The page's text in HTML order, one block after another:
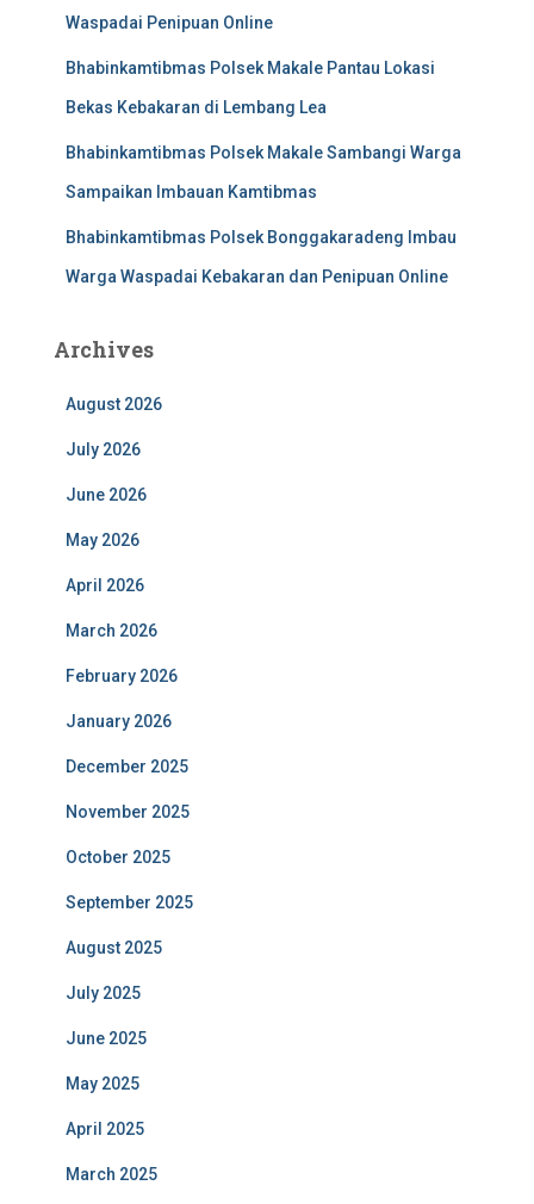
Waspadai Penipuan Online
Bhabinkamtibmas Polsek Makale Pantau Lokasi
Bekas Kebakaran di Lembang Lea
Bhabinkamtibmas Polsek Makale Sambangi Warga
Sampaikan Imbauan Kamtibmas
Bhabinkamtibmas Polsek Bonggakaradeng Imbau
Warga Waspadai Kebakaran dan Penipuan Online
Archives
August 2026
July 2026
June 2026
May 2026
April 2026
March 2026
February 2026
January 2026
December 2025
November 2025
October 2025
September 2025
August 2025
July 2025
June 2025
May 2025
April 2025
March 2025